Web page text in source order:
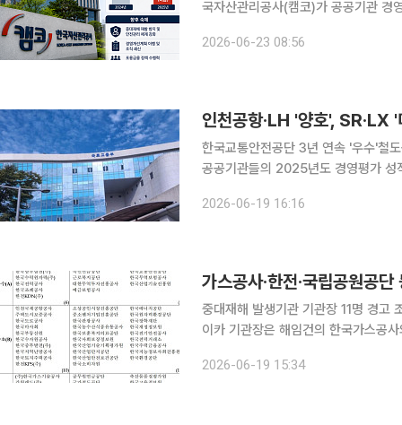
국자산관리공사(캠코)가 공공기관 경
2026-06-23 08:56
한국교통안전공단 3년 연속 '우수'철도공단 기
공공기관들의 2025년도 경영평가 성
등급을 유지했다. 19일 재
2026-06-19 16:16
중대재해 발생기관 기관장 11명 경고
이카 기관장은 해임건의 한국가스공사와 국립공원공단, 한국전력공사 등 2025년 사망사고 중대재
12명까지 포함하면 올해 공공기관 경
2026-06-19 15:34